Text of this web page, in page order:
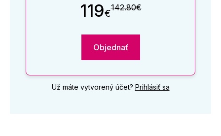
119€142.80€
Objednať
Už máte vytvorený účet? Prihlásiť sa